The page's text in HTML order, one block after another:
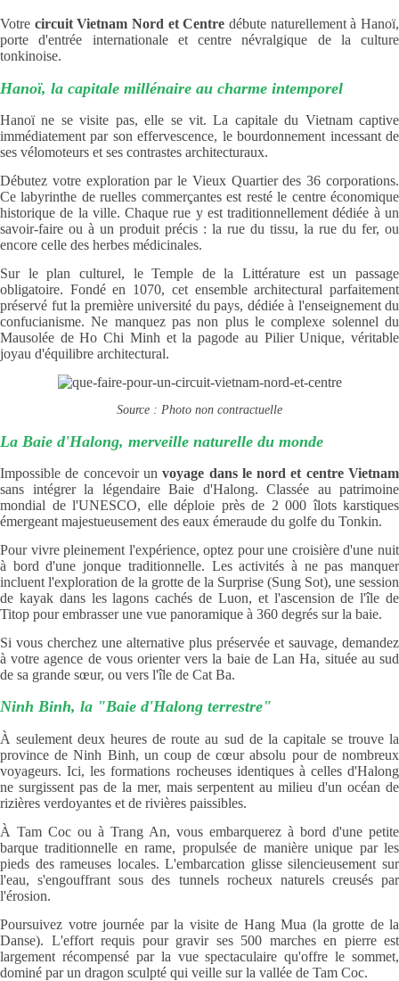
Votre circuit Vietnam Nord et Centre débute naturellement à Hanoï,
porte d'entrée internationale et centre névralgique de la culture
tonkinoise.
Hanoï, la capitale millénaire au charme intemporel
Hanoï ne se visite pas, elle se vit. La capitale du Vietnam captive
immédiatement par son effervescence, le bourdonnement incessant de
ses vélomoteurs et ses contrastes architecturaux.
Débutez votre exploration par le Vieux Quartier des 36 corporations.
Ce labyrinthe de ruelles commerçantes est resté le centre économique
historique de la ville. Chaque rue y est traditionnellement dédiée à un
savoir-faire ou à un produit précis : la rue du tissu, la rue du fer, ou
encore celle des herbes médicinales.
Sur le plan culturel, le Temple de la Littérature est un passage
obligatoire. Fondé en 1070, cet ensemble architectural parfaitement
préservé fut la première université du pays, dédiée à l'enseignement du
confucianisme. Ne manquez pas non plus le complexe solennel du
Mausolée de Ho Chi Minh et la pagode au Pilier Unique, véritable
joyau d'équilibre architectural.
Source : Photo non contractuelle
La Baie d'Halong, merveille naturelle du monde
Impossible de concevoir unvoyage dans le nord et centre Vietnam
sans intégrer la légendaire Baie d'Halong. Classée au patrimoine
mondial de l'UNESCO, elle déploie près de 2 000 îlots karstiques
émergeant majestueusement des eaux émeraude du golfe du Tonkin.
Pour vivre pleinement l'expérience, optez pour une croisière d'une nuit
à bord d'une jonque traditionnelle. Les activités à ne pas manquer
incluent l'exploration de la grotte de la Surprise (Sung Sot), une session
de kayak dans les lagons cachés de Luon, et l'ascension de l'île de
Titop pour embrasser une vue panoramique à 360 degrés sur la baie.
Si vous cherchez une alternative plus préservée et sauvage, demandez
à votre agence de vous orienter vers la baie de Lan Ha, située au sud
de sa grande sœur, ou vers l'île de Cat Ba.
Ninh Binh, la "Baie d'Halong terrestre"
À seulement deux heures de route au sud de la capitale se trouve la
province de Ninh Binh, un coup de cœur absolu pour de nombreux
voyageurs. Ici, les formations rocheuses identiques à celles d'Halong
ne surgissent pas de la mer, mais serpentent au milieu d'un océan de
rizières verdoyantes et de rivières paissibles.
À Tam Coc ou à Trang An, vous embarquerez à bord d'une petite
barque traditionnelle en rame, propulsée de manière unique par les
pieds des rameuses locales. L'embarcation glisse silencieusement sur
l'eau, s'engouffrant sous des tunnels rocheux naturels creusés par
l'érosion.
Poursuivez votre journée par la visite de Hang Mua (la grotte de la
Danse). L'effort requis pour gravir ses 500 marches en pierre est
largement récompensé par la vue spectaculaire qu'offre le sommet,
dominé par un dragon sculpté qui veille sur la vallée de Tam Coc.